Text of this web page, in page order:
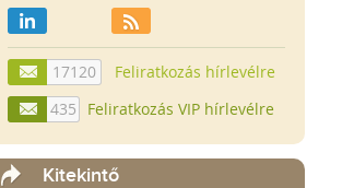
17120
Feliratkozás hírlevélre
435
Feliratkozás VIP hírlevélre
Kitekintő